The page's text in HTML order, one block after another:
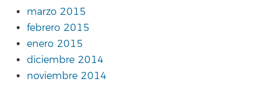
marzo 2015
febrero 2015
enero 2015
diciembre 2014
noviembre 2014